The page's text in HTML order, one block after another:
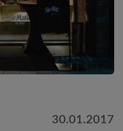
30.01.2017